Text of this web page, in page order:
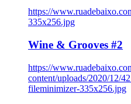
https://
335x256.jpg
Wine & Grooves #2
https://
content/uploads/2020/12/
fileminimizer-335x256.jpg